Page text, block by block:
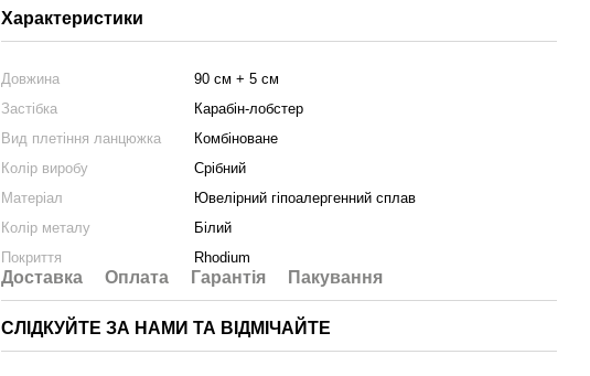
Характеристики
Довжина
90 cм + 5 см
Застібка
Карабін-лобстер
Вид плетіння ланцюжка
Комбіноване
Колір виробу
Срібний
Матеріал
Ювелірний гіпоалергенний сплав
Колір металу
Білий
Покриття
Rhodium
Доставка Оплата Гарантія Пакування
СЛІДКУЙТЕ ЗА НАМИ ТА ВІДМІЧАЙТЕ